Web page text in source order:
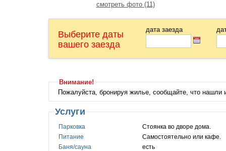
смотреть фото (11)
Выберите даты
вашего заезда
дата заезда
Внимание!
Пожалуйста, бронируя жилье, сообщайте, что
Услуги
Парковка
Стоянка во дворе дома.
Питание
Самостоятельно или кафе.
Баня/сауна
есть